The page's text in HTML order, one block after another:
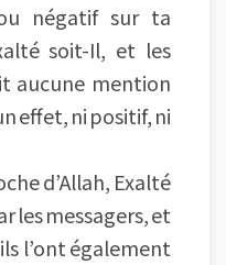
négatif sur ta
soit-Il, et les
aucune mention
effet, ni positif, ni
d’Allah, Exalté
les messagers, et
l’ont également